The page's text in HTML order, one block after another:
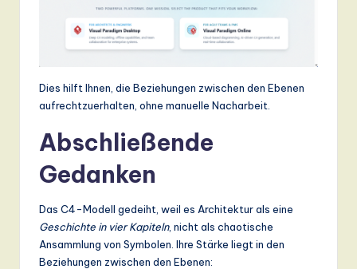
Dies hilft Ihnen, die Beziehungen zwischen den Ebenen
aufrechtzuerhalten, ohne manuelle Nacharbeit.
Abschließende
Gedanken
Das C4-Modell gedeiht, weil es Architektur als eine
Geschichte in vier Kapiteln, nicht als chaotische
Ansammlung von Symbolen. Ihre Stärke liegt in den
Beziehungen zwischen den Ebenen: